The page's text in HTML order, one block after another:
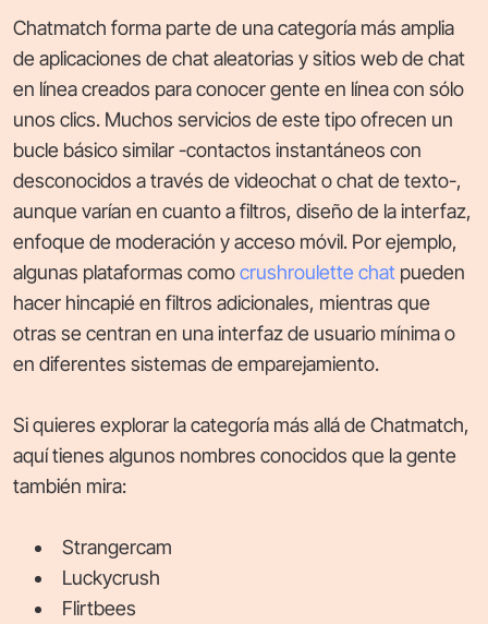
Chatmatch forma parte de una categoría más amplia
de aplicaciones de chat aleatorias y sitios web de chat
en línea creados para conocer gente en línea con sólo
unos clics. Muchos servicios de este tipo ofrecen un
bucle básico similar -contactos instantáneos con
desconocidos a través de videochat o chat de texto-,
aunque varían en cuanto a filtros, diseño de la interfaz,
enfoque de moderación y acceso móvil. Por ejemplo,
algunas plataformas comocrushroulette chat pueden
hacer hincapié en filtros adicionales, mientras que
otras se centran en una interfaz de usuario mínima o
en diferentes sistemas de emparejamiento.
Si quieres explorar la categoría más allá de Chatmatch,
aquí tienes algunos nombres conocidos que la gente
también mira:
Strangercam
Luckycrush
Flirtbees